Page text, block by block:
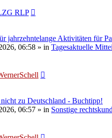
RLP
jahrzehntelange Aktivitäten für
06:58 » in Tagesaktuelle
zu Deutschland - Buchtipp!
06:57 » in Sonstige